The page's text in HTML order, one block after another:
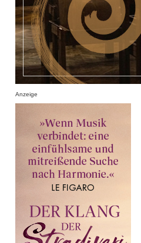
Anzeige